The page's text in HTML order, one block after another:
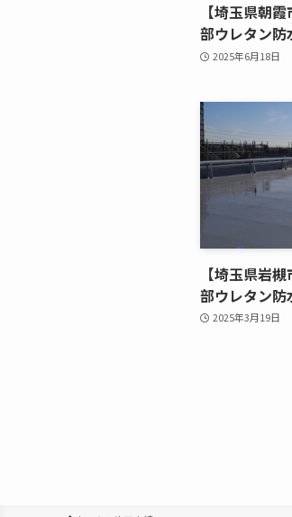
【埼玉県朝
部ウレタン防
2025年6月18日
【埼玉県岩
部ウレタン防
2025年3月19日